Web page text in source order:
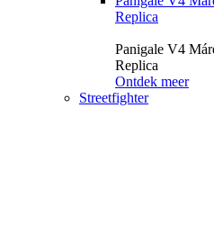
Replica
Panigale V4
Replica
Ontdek meer
Streetfighter